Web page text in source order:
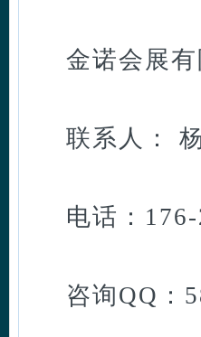
金诺会展有
联系人：
电话：
咨询QQ：